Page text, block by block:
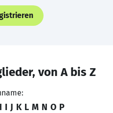
von A bis Z
I J K L M N O P